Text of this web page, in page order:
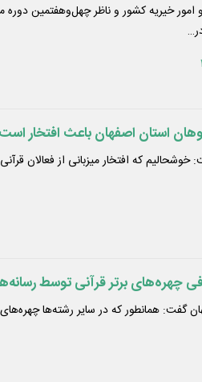
خیریه کشور و ناظر چهل‌و‌هفتمین دوره
استان اصفهان باعث افتخار است
خوشحالیم که افتخار میزبانی از فعالان
چهره‌های برتر قرآنی توسط
گفت: همانطور که در سایر رشته‌ها